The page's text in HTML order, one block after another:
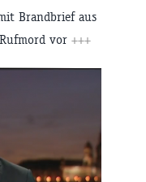
Brandbrief aus
vor +++